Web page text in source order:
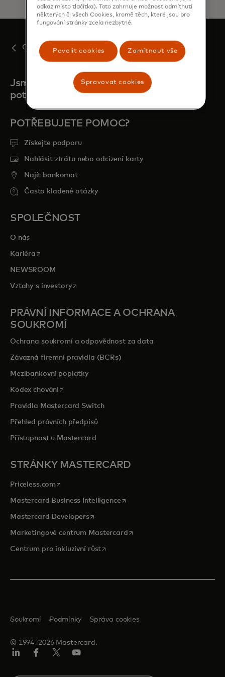
Our team
Jsme tu vždy, když nás
potřebujete
POTŘEBUJETE POMOC?
Získejte podporu
Nahlásit ztrátu nebo odcizení karty
Najít bankomat
Často kladené otázky
SPOLEČNOST
O nás
Kariéra opens in a new tab
NEWSROOM
Vztahy s investoryopens in a new tab
PRÁVNÍ INFORMACE A OCHRANA
SOUKROMÍ
Ochrana soukromí a odpovědnost za data
Závazná firemní pravidla (BCRs)
Mezibankovní poplatky
Kodex chováníopens in a new tab
Pravidla Mastercard Switch
Přehled právních předpisů
Přístupnost u Mastercard
STRÁNKY MASTERCARD
Priceless.com opens in a new tab
Mastercard Business Intelligenceopens in a new tab
Mastercard Developersopens in a new tab
Marketingové centrum Mastercardopens in a new tab
Centrum pro inkluzivní růstopens in a new tab
© 1994–2026 Mastercard.
Soukromí Podmínky Správa cookies
odkaz místo tlačítka). Toto zahrnuje možnost odmítnutí
některých či všech Cookies, kromě těch, které jsou pro
fungování stránky zcela nezbytné.
Povolit cookies Zamítnout vše
Spravovat cookies